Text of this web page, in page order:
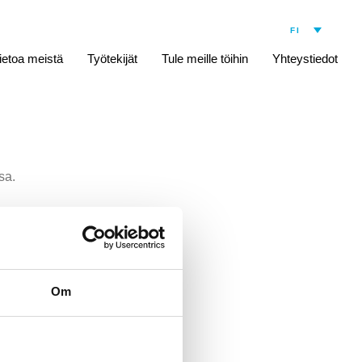
Om
meistä Työtekijät Tule meille töihin Yhteystiedot
alueen
kanssa.